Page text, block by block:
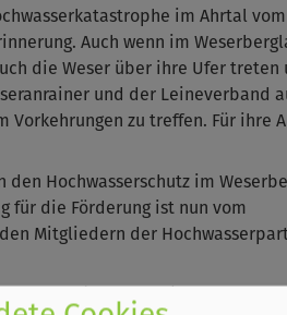
im Ahrtal vom
Auch wenn im
die Weser über ihre Ufer treten
und der Leineverband
Vorkehrungen zu treffen. Für ihre
Hochwasserschutz im
für die Förderung ist nun vom
Mitgliedern der
(80 Prozent), die